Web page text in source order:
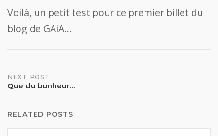
Voilà, un petit test pour ce premier billet du
blog de GAiA…
Post
NEXT POST
Que du bonheur…
RELATED POSTS